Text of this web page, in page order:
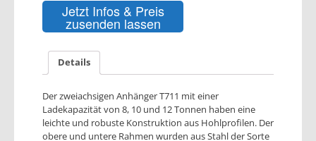
Jetzt Infos & Preis
zusenden lassen
Details
Der zweiachsigen Anhänger T711 mit einer
Ladekapazität von 8, 10 und 12 Tonnen haben eine
leichte und robuste Konstruktion aus Hohlprofilen. Der
obere und untere Rahmen wurden aus Stahl der Sorte